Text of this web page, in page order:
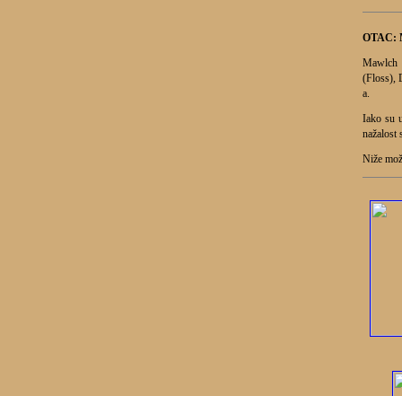
OTAC:
Mawlch
(Floss),
a.
Iako su
nažalost
Niže